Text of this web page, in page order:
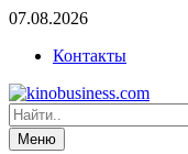
07.08.2026
Контакты
Меню